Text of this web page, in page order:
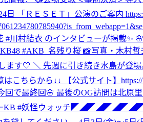
日 「ＲＥＳＥＴ」公演のご案内
川村結衣 のインタビューが掲載✨
#AKB_名残り桜 📸写真・木村哲
す🤍 ＼ 先週に引き続き水島が登
ちらから↓↓ 【公式サイト】https://
で最終回🌸 最後のOG訪問は北原
#妖怪ウォッチ ◤◢◤◢◤◢◤◢◤◢